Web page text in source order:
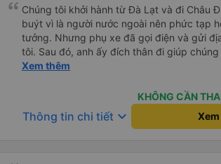
Chúng tôi khởi hành từ Đà Lạt và đi Châu
buýt vì là người nước ngoài nên phức tạp
tưởng. Nhưng phụ xe đã gọi điện và gửi
tôi. Sau đó, anh ấy đích thân đi giúp
tiên đi xe giường nằm với hai đứa trẻ nhỏ
uống. Tôi rất ngạc nhiên khi xe dừng lại
Thơ và mọi người xuống xe ăn. Khi đến
thức chúng tôi dậy và đảm bảo chúng tôi
Xem thêm
KHÔNG CẦN
Thông tin chi tiết keyboard_arrow_down